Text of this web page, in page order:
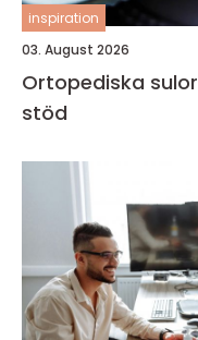
inspiration
03. August 2026
Ortopediska sulor när fötterna behöver mer
stöd